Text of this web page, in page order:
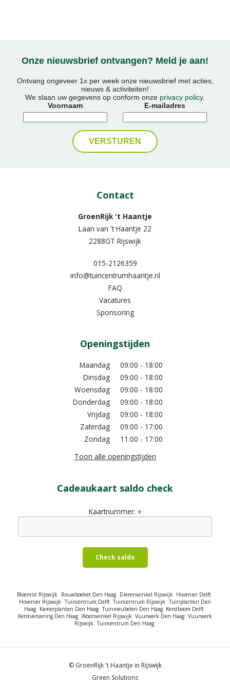
Onze nieuwsbrief ontvangen? Meld je aan!
Ontvang ongeveer 1x per week onze nieuwsbrief met acties,
nieuws & activiteiten!
We slaan uw gegevens op conform onze privacy policy.
Voornaam
E-mailadres
Contact
GroenRijk 't Haantje
Laan van 't Haantje 22
2288GT Rijswijk
015-2126359
info@tuincentrumhaantje.nl
FAQ
Vacatures
Sponsoring
Openingstijden
Maandag
09:00 - 18:00
Dinsdag
09:00 - 18:00
Woensdag
09:00 - 18:00
Donderdag
09:00 - 18:00
Vrijdag
09:00 - 18:00
Zaterdag
09:00 - 17:00
Zondag
11:00 - 17:00
Toon alle openingstijden
Cadeaukaart saldo check
Kaartnummer: *
Check saldo
Bloemist Rijswijk Rouwboeket Den Haag Dierenwinkel Rijswijk Hovenier Delft
Hovenier Rijswijk Tuincentrum Delft Tuincentrum Rijswijk Tuinplanten Den
Haag Kamerplanten Den Haag Tuinmeubelen Den Haag Kerstboom Delft
Kerstversiering Den Haag Woonwinkel Rijswijk Vuurwerk Den Haag Vuurwerk
Rijswijk Tuincentrum Den Haag
© GroenRijk 't Haantje in Rijswijk
Green Solutions